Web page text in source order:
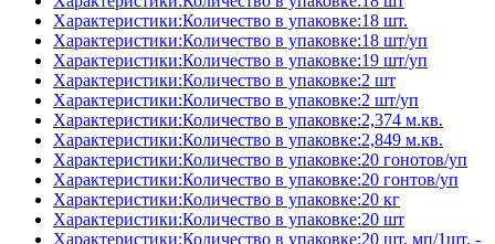
Характеристики:Количество в упаковке:18 шт.
Характеристики:Количество в упаковке:18 шт/уп
Характеристики:Количество в упаковке:19 шт/уп
Характеристики:Количество в упаковке:2 шт
Характеристики:Количество в упаковке:2 шт/уп
Характеристики:Количество в упаковке:2,374 м.кв.
Характеристики:Количество в упаковке:2,849 м.кв.
Характеристики:Количество в упаковке:20 гонотов/уп
Характеристики:Количество в упаковке:20 гонтов/уп
Характеристики:Количество в упаковке:20 кг
Характеристики:Количество в упаковке:20 шт
Характеристики:Количество в упаковке:20 шт, мп/1шт. -